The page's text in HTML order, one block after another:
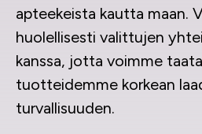
apteekeista kautta maan.
huolellisesti valittujen
kanssa, jotta voimme
tuotteidemme korkean
turvallisuuden.